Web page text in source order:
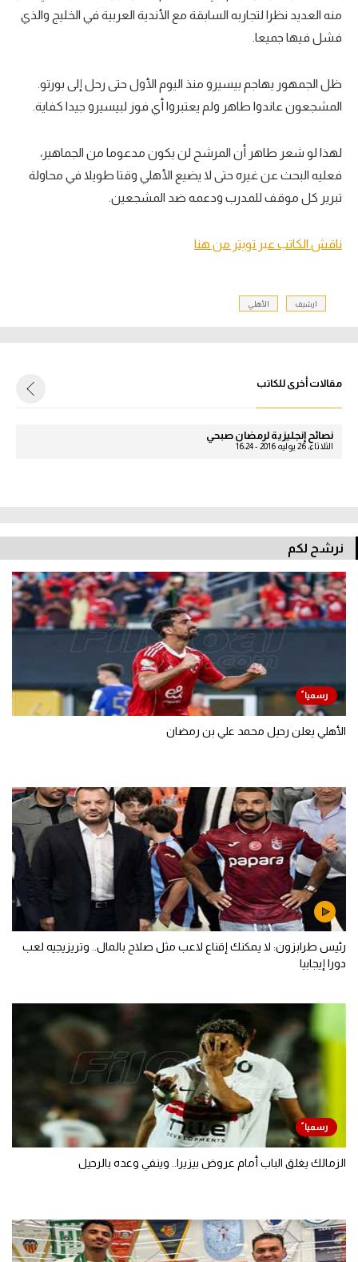
منه العديد نظرا لتجاربه السابقة مع الأندية العربية في الخليج والذي
فشل فيها جميعا.
ظل الجمهور يهاجم بيسيرو منذ اليوم الأول حتى رحل إلى بورتو.
المشجعون عاندوا طاهر ولم يعتبروا أي فوز لبيسيرو جيدا كفاية.
لهذا لو شعر طاهر أن المرشح لن يكون مدعوما من الجماهير،
فعليه البحث عن غيره حتى لا يضيع الأهلي وقتا طويلا في محاولة
تبرير كل موقف للمدرب ودعمه ضد المشجعين.
ناقش الكاتب عبر تويتر من هنا
ارشيف الأهلي
مقالات أخرى للكاتب
نصائح إنجليزية لرمضان صبحي
الثلاثاء، 26 يوليه 2016 - 16:24
نرشح لكم
الأهلي يعلن رحيل محمد علي بن رمضان
رئيس طرابزون: لا يمكنك إقناع لاعب مثل صلاح بالمال.. وتريزيجيه لعب
دورا إيجابيا
الزمالك يغلق الباب أمام عروض بيزيرا.. وينفي وعده بالرحيل